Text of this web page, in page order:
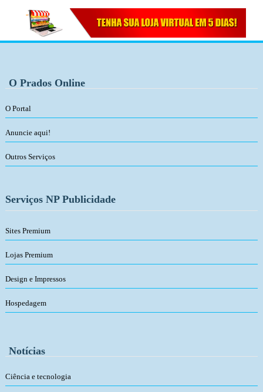
O Prados Online
O Portal
Anuncie aqui!
Outros Serviços
Serviços NP Publicidade
Sites Premium
Lojas Premium
Design e Impressos
Hospedagem
Notícias
Ciência e tecnologia